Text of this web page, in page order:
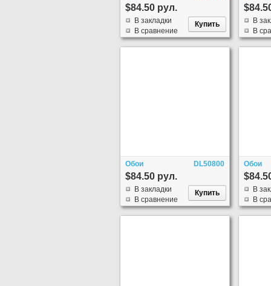
$84.50 рул.
В закладки
В сравнение
В
В
Обои DL50800
$84.50 рул.
В закладки
В сравнение
Обои
В
В